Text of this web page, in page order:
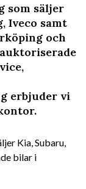
som säljer
Iveco samt
och
erbjuder vi
Kia, Subaru,
bilar i